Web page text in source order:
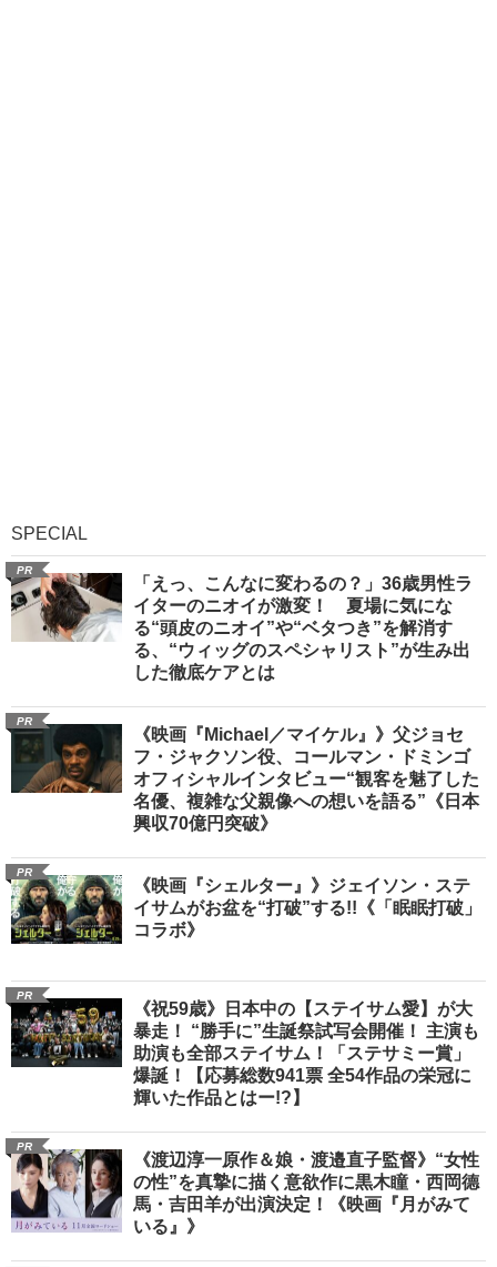
SPECIAL
PR
「えっ、こんなに変わるの？」36歳男性ラ
イターのニオイが激変！ 夏場に気にな
る“頭皮のニオイ”や“ベタつき”を解消す
る、“ウィッグのスペシャリスト”が生み出
した徹底ケアとは
PR
《映画『Michael／マイケル』》父ジョセ
フ・ジャクソン役、コールマン・ドミンゴ
オフィシャルインタビュー“観客を魅了した
名優、複雑な父親像への想いを語る”《日本
興収70億円突破》
PR
《映画『シェルター』》ジェイソン・ステ
イサムがお盆を“打破”する!!《「眠眠打破」
コラボ》
PR
《祝59歳》日本中の【ステイサム愛】が大
暴走！ “勝手に”生誕祭試写会開催！ 主演も
助演も全部ステイサム！「ステサミー賞」
爆誕！【応募総数941票 全54作品の栄冠に
輝いた作品とはー!?】
PR
《渡辺淳一原作＆娘・渡邉直子監督》“女性
の性”を真摯に描く意欲作に黒木瞳・西岡德
馬・吉田羊が出演決定！《映画『月がみて
いる』》